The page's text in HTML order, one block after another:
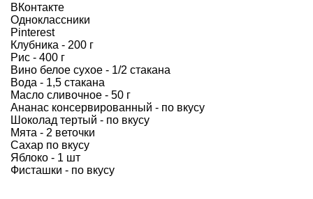
ВКонтакте
Одноклассники
Pinterest
Клубника - 200 г
Рис - 400 г
Вино белое сухое - 1/2 стакана
Вода - 1,5 стакана
Масло сливочное - 50 г
Ананас консервированный - по вкусу
Шоколад тертый - по вкусу
Мята - 2 веточки
Сахар по вкусу
Яблоко - 1 шт
Фисташки - по вкусу